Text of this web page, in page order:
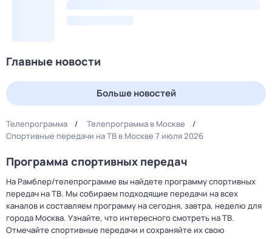
Главные новости
Больше новостей
Телепрограмма
Телепрограмма в Москве
Спортивные передачи на ТВ в Москве 7 июля 2026
Программа спортивных передач
На Рамблер/телепрограмме вы найдете программу спортивных
передач на ТВ. Мы собираем подходящие передачи на всех
каналов и составляем программу на сегодня, завтра, неделю для
города Москва. Узнайте, что интересного смотреть на ТВ.
Отмечайте спортивные передачи и сохраняйте их свою